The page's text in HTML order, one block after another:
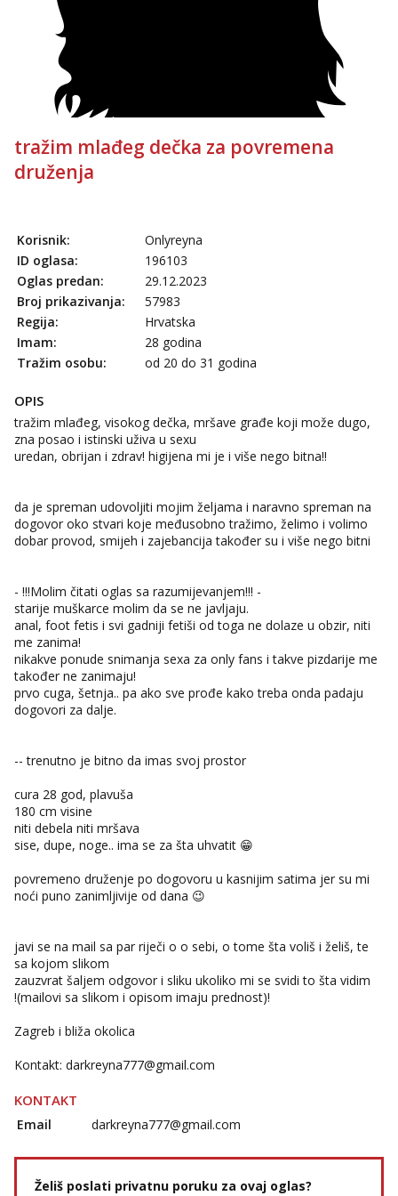
tražim mlađeg dečka za povremena
druženja
Korisnik:
Onlyreyna
ID oglasa:
196103
Oglas predan:
29.12.2023
Broj prikazivanja:
57983
Regija:
Hrvatska
Imam:
28 godina
Tražim osobu:
od 20 do 31 godina
OPIS
tražim mlađeg, visokog dečka, mršave građe koji može dugo,
zna posao i istinski uživa u sexu
uredan, obrijan i zdrav! higijena mi je i više nego bitna!!
da je spreman udovoljiti mojim željama i naravno spreman na
dogovor oko stvari koje međusobno tražimo, želimo i volimo
dobar provod, smijeh i zajebancija također su i više nego bitni
- !!!Molim čitati oglas sa razumijevanjem!!! -
starije muškarce molim da se ne javljaju.
anal, foot fetis i svi gadniji fetiši od toga ne dolaze u obzir, niti
me zanima!
nikakve ponude snimanja sexa za only fans i takve pizdarije me
također ne zanimaju!
prvo cuga, šetnja.. pa ako sve prođe kako treba onda padaju
dogovori za dalje.
-- trenutno je bitno da imas svoj prostor
cura 28 god, plavuša
180 cm visine
niti debela niti mršava
sise, dupe, noge.. ima se za šta uhvatit 😁
povremeno druženje po dogovoru u kasnijim satima jer su mi
noći puno zanimljivije od dana 😉
javi se na mail sa par riječi o o sebi, o tome šta voliš i želiš, te
sa kojom slikom
zauzvrat šaljem odgovor i sliku ukoliko mi se svidi to šta vidim
!(mailovi sa slikom i opisom imaju prednost)!
Zagreb i bliža okolica
Kontakt: darkreyna777@gmail.com
KONTAKT
Email darkreyna777@gmail.com
Želiš poslati privatnu poruku za ovaj oglas?